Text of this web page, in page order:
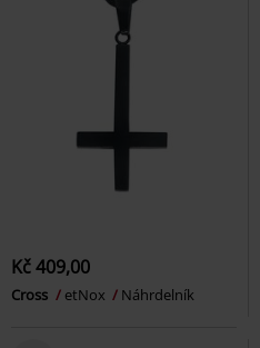
Kč 409,00
Cross etNox Náhrdelník